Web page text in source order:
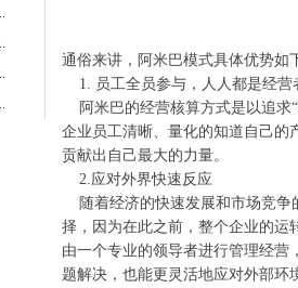
通俗来讲，阿米巴模式具体优势如
1. 员工全员参与，人人都是经营
阿米巴的经营核算方式是以追求
企业员工清晰、量化的知道自己的
贡献出自己最大的力量。
2.应对外界快速反应
随着经济的快速发展和市场竞争
择，因为在此之前，整个企业的运
由一个专业的领导者进行管理经营
题解决，也能更灵活地应对外部环